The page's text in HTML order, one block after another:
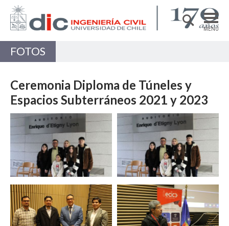
MENÚ
PREGRADO
POSTGRADO
INVESTIGACIÓN
EXTENSIÓN
Estructuras, Construcción y Geotecnia
Ingeniería de Transporte
Recursos Hídricos y Medio Ambiente
FOTOS
Ceremonia Diploma de Túneles y
Espacios Subterráneos 2021 y 2023
Zoom Zoom
Zoom Zoom